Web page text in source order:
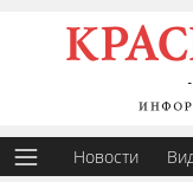
Новости